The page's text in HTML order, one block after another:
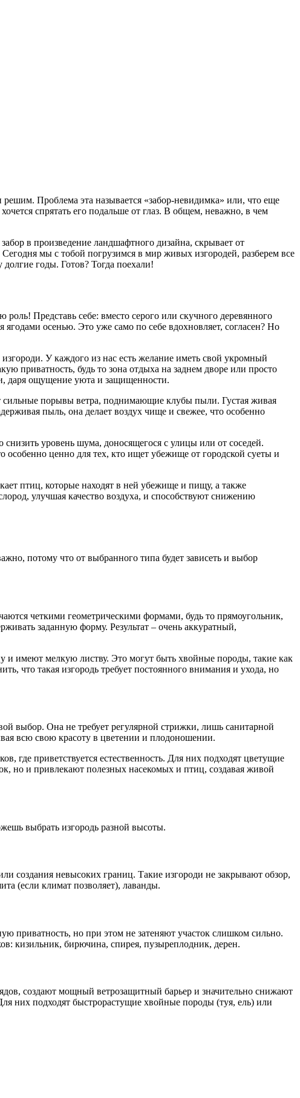
решим. Проблема эта называется «забор-невидимка» или, что еще
спрятать его подальше от глаз. В общем, неважно, в чем
в произведение ландшафтного дизайна, скрывает от
мы с тобой погрузимся в мир живых изгородей, разберем все
долгие годы. Готов? Тогда поехали!
Представь себе: вместо серого или скучного деревянного
осенью. Это уже само по себе вдохновляет, согласен? Но
У каждого из нас есть желание иметь свой укромный
приватность, будь то зона отдыха на заднем дворе или просто
даря ощущение уюта и защищенности.
сильные порывы ветра, поднимающие клубы пыли. Густая живая
пыль, она делает воздух чище и свежее, что особенно
уровень шума, доносящегося с улицы или от соседей.
особенно ценно для тех, кто ищет убежище от городской суеты и
птиц, которые находят в ней убежище и пищу, а также
улучшая качество воздуха, и способствуют снижению
потому что от выбранного типа будет зависеть и выбор
четкими геометрическими формами, будь то прямоугольник,
заданную форму. Результат – очень аккуратный,
и имеют мелкую листву. Это могут быть хвойные породы, такие как
что такая изгородь требует постоянного внимания и ухода, но
выбор. Она не требует регулярной стрижки, лишь санитарной
всю свою красоту в цветении и плодоношении.
где приветствуется естественность. Для них подходят цветущие
но и привлекают полезных насекомых и птиц, создавая живой
выбрать изгородь разной высоты.
создания невысоких границ. Такие изгороди не закрывают обзор,
(если климат позволяет), лаванды.
приватность, но при этом не затеняют участок слишком сильно.
кизильник, бирючина, спирея, пузыреплодник, дерен.
создают мощный ветрозащитный барьер и значительно снижают
них подходят быстрорастущие хвойные породы (туя, ель) или